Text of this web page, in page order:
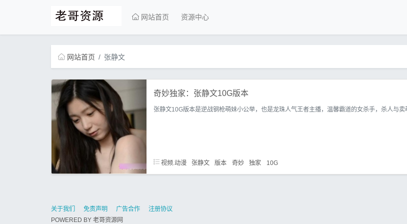
网站首页 资源中心
网站首页 张静文
奇妙独家：张静文10G版本
张静文10G版本是逆战钢枪萌妹小公举，也是龙珠人气王者主播，温馨霸道的女杀手，杀人与卖
视频.动漫 张静文 版本 奇妙 独家 10G
关于我们 免责声明 广告合作
注册协议
POWERED BY 老哥资源网